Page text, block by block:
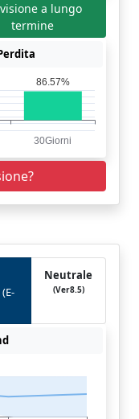
a lungo
termine
Neutrale
(Ver8.5)